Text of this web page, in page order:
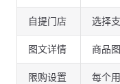
自提门店 选择
图文详情 商品
限购设置 每个